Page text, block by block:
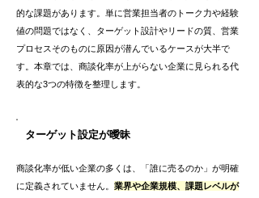
的な課題があります。単に営業担当者のトーク力や経験
値の問題ではなく、ターゲット設計やリードの質、営業
プロセスそのものに原因が潜んでいるケースが大半で
す。本章では、商談化率が上がらない企業に見られる代
表的な3つの特徴を整理します。
ターゲット設定が曖昧
商談化率が低い企業の多くは、「誰に売るのか」が明確
に定義されていません。 業界や企業規模、課題レベルが